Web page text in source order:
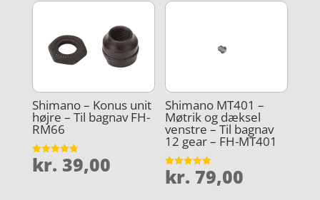
Shimano – Konus unit
højre – Til bagnav FH-
RM66
Vurderet
4.9
kr. 39,00
Shimano MT401 –
Møtrik og dæksel
venstre – Til bagnav
12 gear – FH-MT401
Vurderet
4.9
kr. 79,00